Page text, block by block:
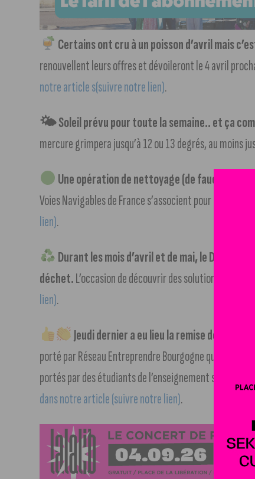
Certains ont cru à un poisson d’avril mais
renouvellent leurs offres et dévoileront le 4 avril
notre article s(suivre notre lien).
🌤 Soleil prévu pour toute la semaine.. et ça
mercure grimpera jusqu’à 12 ou 13 degrés, au moins
Une opération de nettoyage (de faucardage)
Voies Navigables de France s’associent pour en
lien).
Durant les mois d’avril et de mai, le
déchet.L’occasion de découvrir des solutions
lien).
Jeudi dernier a eu lieu la remise des prix
porté par Réseau Entreprendre Bourgogne qui vise à
portés par des étudiants de l’enseignement supérieur
dans notre article (suivre notre lien).